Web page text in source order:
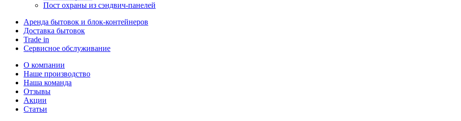
Пост охраны из сэндвич-панелей
Аренда бытовок и блок-контейнеров
Доставка бытовок
Trade in
Сервисное обслуживание
О компании
Наше производство
Наша команда
Отзывы
Акции
Статьи